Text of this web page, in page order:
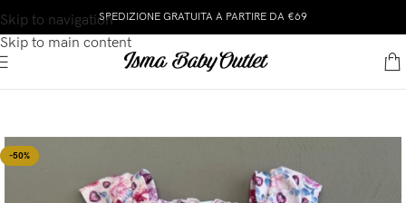
Skip to navigation
Skip to main content
SPEDIZIONE GRATUITA A PARTIRE DA €69
-50%